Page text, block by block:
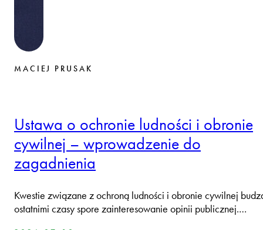
MACIEJ PRUSAK
Ustawa o ochronie ludności i obronie
cywilnej – wprowadzenie do
zagadnienia
Kwestie związane z ochroną ludności i obronie cywilnej
ostatnimi czasy spore zainteresowanie opinii publicznej.…